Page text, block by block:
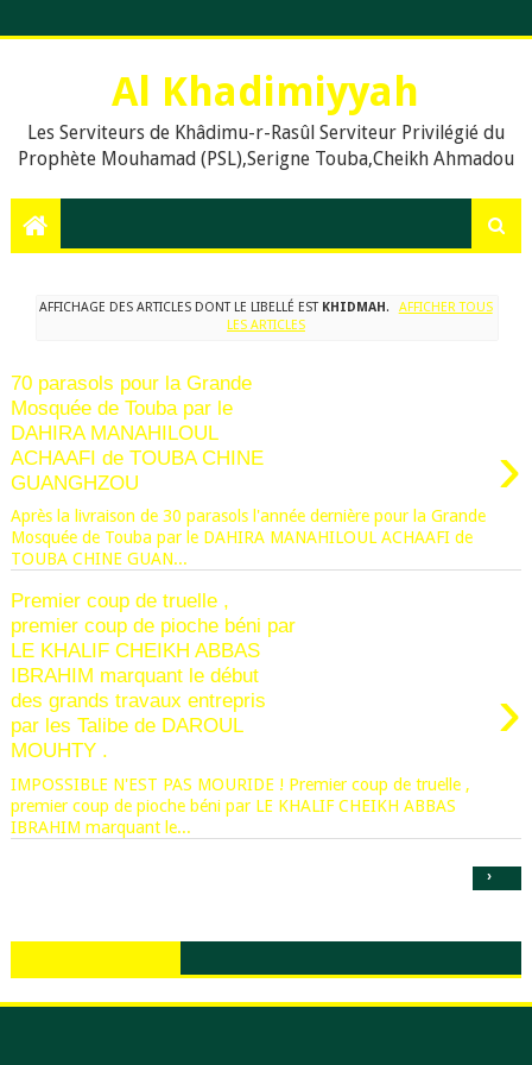
Al Khadimiyyah
Les Serviteurs de Khâdimu-r-Rasûl Serviteur Privilégié du
Prophète Mouhamad (PSL),Serigne Touba,Cheikh Ahmadou
le prophète Muḥammad (psl),,Dieu, La prière en islam,
Assalat, Salat, les cinq prières quotidiennes, Le Khalife
Muhammad, .Org, .Com., Sénégal, Usa, Dakar, Touba,
AFFICHAGE DES ARTICLES DONT LE LIBELLÉ EST KHIDMAH.
AFFICHER TOUS
LES ARTICLES
70 parasols pour la Grande
Mosquée de Touba par le
DAHIRA MANAHILOUL
ACHAAFI de TOUBA CHINE
GUANGHZOU
›
Après la livraison de 30 parasols l'année dernière pour la Grande
Mosquée de Touba par le DAHIRA MANAHILOUL ACHAAFI de
TOUBA CHINE GUAN...
Premier coup de truelle ,
premier coup de pioche béni par
LE KHALIF CHEIKH ABBAS
IBRAHIM marquant le début
des grands travaux entrepris
par les Talibe de DAROUL
MOUHTY .
›
IMPOSSIBLE N'EST PAS MOURIDE ! Premier coup de truelle ,
premier coup de pioche béni par LE KHALIF CHEIKH ABBAS
IBRAHIM marquant le...
›